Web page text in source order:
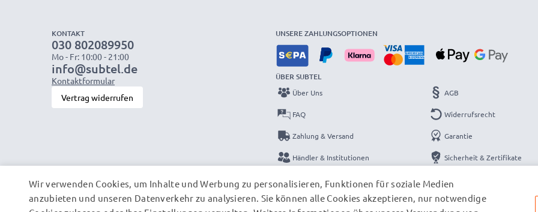
KONTAKT
030 802089950
Mo - Fr: 10:00 - 21:00
info@subtel.de
Kontaktformular
Vertrag widerrufen
UNSERE ZAHLUNGSOPTIONEN
ÜBER SUBTEL
Über Uns
FAQ
Zahlung & Versand
Händler & Institutionen
Kataloge
Kontakt
AGB
Widerrufsrecht
Garantie
Sicherheit & Zertifikate
Impressum
Wir verwenden Cookies, um Inhalte und Werbung zu personalisieren, Funktionen für soziale Medien
anzubieten und unseren Datenverkehr zu analysieren. Sie können alle Cookies akzeptieren, nur notwendige